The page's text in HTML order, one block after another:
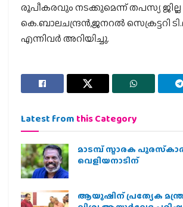
രൂപീകരവും നടക്കുമെന്ന് തപസ്യ
കെ.ബാലചന്ദ്രൻ,ജനറൽ സെക്രട്ടറി
എന്നിവർ അറിയിച്ചു.
Latest from this Category
മാടമ്പ് സ്മാരക
വെളിയനാടിന്
ആയുഷിന് പ്രത്യേക